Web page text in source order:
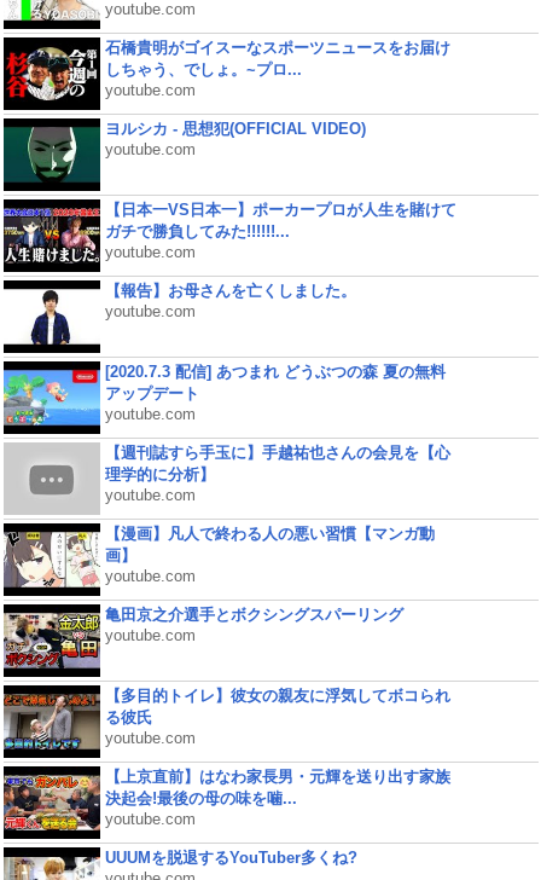
youtube.com
石橋貴明がゴイスーなスポーツニュースをお届け
しちゃう、でしょ。~プロ...
youtube.com
ヨルシカ - 思想犯(OFFICIAL VIDEO)
youtube.com
【日本一VS日本一】ポーカープロが人生を賭けて
ガチで勝負してみた!!!!!!...
youtube.com
【報告】お母さんを亡くしました。
youtube.com
[2020.7.3 配信] あつまれ どうぶつの森 夏の無料
アップデート
youtube.com
【週刊誌すら手玉に】手越祐也さんの会見を【心
理学的に分析】
youtube.com
【漫画】凡人で終わる人の悪い習慣【マンガ動
画】
youtube.com
亀田京之介選手とボクシングスパーリング
youtube.com
【多目的トイレ】彼女の親友に浮気してボコられ
る彼氏
youtube.com
【上京直前】はなわ家長男・元輝を送り出す家族
決起会!最後の母の味を噛...
youtube.com
UUUMを脱退するYouTuber多くね?